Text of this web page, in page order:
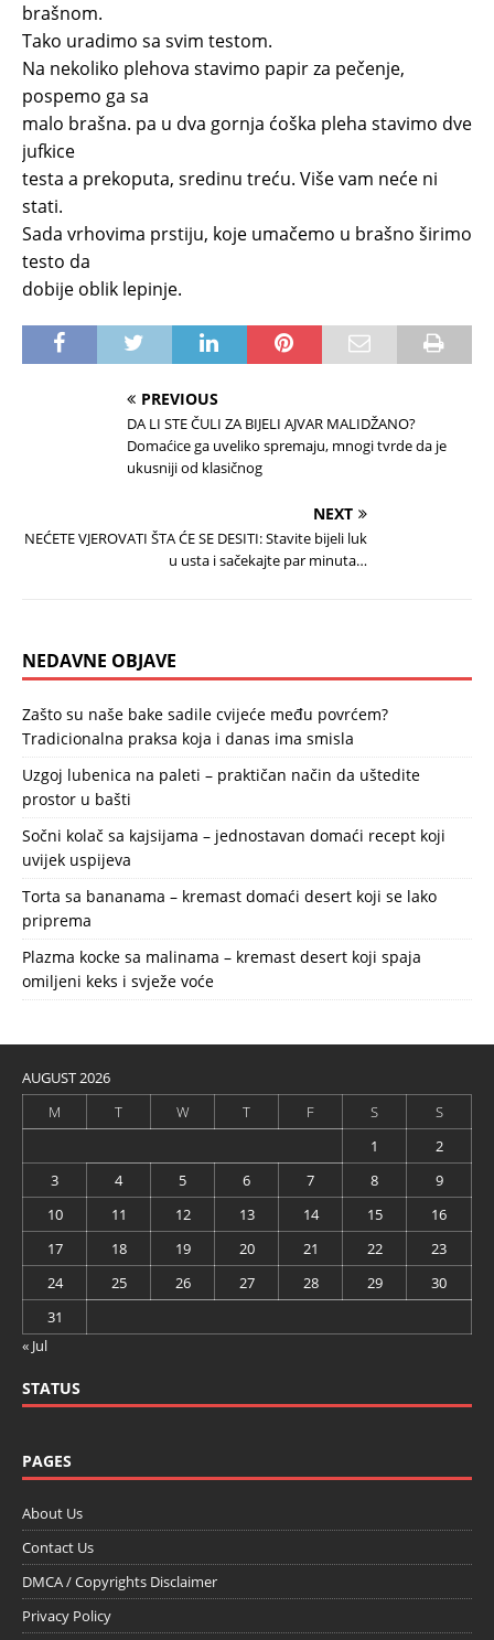
brašnom.
Tako uradimo sa svim testom.
Na nekoliko plehova stavimo papir za pečenje,
pospemo ga sa
malo brašna. pa u dva gornja ćoška pleha stavimo dve
jufkice
testa a prekoputa, sredinu treću. Više vam neće ni
stati.
Sada vrhovima prstiju, koje umačemo u brašno širimo
testo da
dobije oblik lepinje.
PREVIOUS
DA LI STE ČULI ZA BIJELI AJVAR MALIDŽANO?
Domaćice ga uveliko spremaju, mnogi tvrde da je
ukusniji od klasičnog
NEXT
NEĆETE VJEROVATI ŠTA ĆE SE DESITI: Stavite bijeli luk
u usta i sačekajte par minuta…
NEDAVNE OBJAVE
Zašto su naše bake sadile cvijeće među povrćem?
Tradicionalna praksa koja i danas ima smisla
Uzgoj lubenica na paleti – praktičan način da uštedite
prostor u bašti
Sočni kolač sa kajsijama – jednostavan domaći recept koji
uvijek uspijeva
Torta sa bananama – kremast domaći desert koji se lako
priprema
Plazma kocke sa malinama – kremast desert koji spaja
omiljeni keks i svježe voće
AUGUST 2026
M
T W T F S
S
1
2
3
4 5 6 7 8
9
10
11 12 13 14 15
16
17
18 19 20 21 22
23
24
25 26 27 28 29
30
31
« Jul
STATUS
PAGES
About Us
Contact Us
DMCA / Copyrights Disclaimer
Privacy Policy